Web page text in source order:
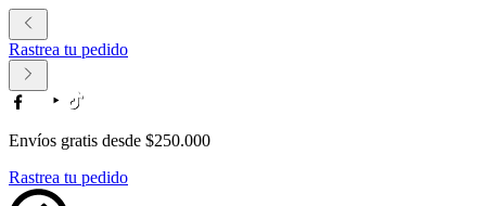
Rastrea tu pedido
Envíos gratis desde $250.000
Rastrea tu pedido